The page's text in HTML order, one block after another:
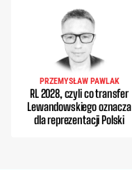
PRZEMYSŁAW PAWLAK
RL 2028, czyli co transfer
Lewandowskiego oznacza
dla reprezentacji Polski